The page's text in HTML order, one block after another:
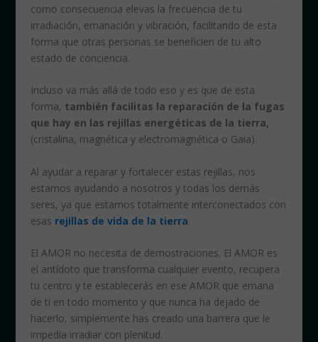
como consecuencia elevas la frecuencia de tu
irradiación, emanación y vibración, facilitando de esta
forma que otras personas se beneficien de tu alto
estado de conciencia.
Incluso va más allá de todo eso y es que de esta
forma, también facilitas la reparación de la fugas
que hay en las rejillas energéticas de la tierra,
(cristalina, magnética y electromagnética o Gaia).
Al ayudar a reparar y fortalecer estas rejillas, nos
estamos ayudando a nosotros y todas los demás
seres, ya que estamos totalmente interconectados con
esas rejillas de vida de la tierra.
El AMOR no necesita de demostraciones. El AMOR es
el antídoto que transforma cualquier evento, recupera
tu centro y te establecerás en ese AMOR que emana
de ti en todo momento y que nunca ha dejado de
hacerlo, simplemente has creado una barrera que le
impedía irradiar con plenitud.